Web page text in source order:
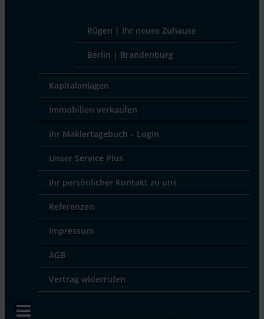
Rügen | Ihr neues Zuhause
Berlin | Brandenburg
Kapitalanlagen
Immobilien verkaufen
Ihr Maklertagebuch – Login
Unser Service Plus
Ihr persönlicher Kontakt zu uns
Referenzen
Impressum
AGB
Vertrag widerrufen